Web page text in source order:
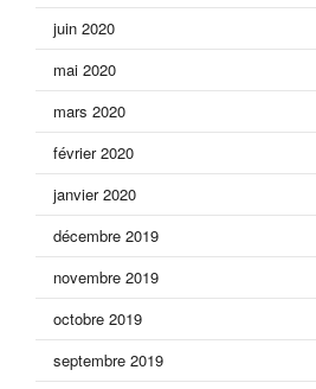
juin 2020
mai 2020
mars 2020
février 2020
janvier 2020
décembre 2019
novembre 2019
octobre 2019
septembre 2019